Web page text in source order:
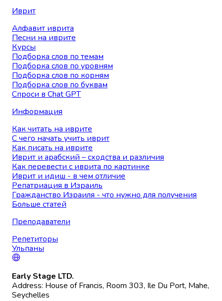
Иврит
Алфавит иврита
Песни на иврите
Курсы
Подборка слов по темам
Подборка слов по уровням
Подборка слов по корням
Подборка слов по буквам
Спроси в Chat GPT
Информация
Как читать на иврите
С чего начать учить иврит
Как писать на иврите
Иврит и арабский – сходства и различия
Как перевести с иврита по картинке
Иврит и идиш - в чем отличие
Репатриация в Израиль
Гражданство Израиля - что нужно для получения
Больше статей
Преподаватели
Репетиторы
Ульпаны
Early Stage LTD.
Address: House of Francis, Room 303, Ile Du Port, Mahe,
Seychelles